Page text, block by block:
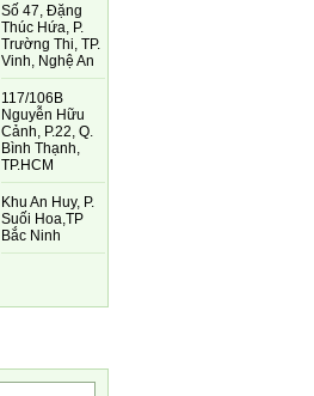
Số 47, Đặng
Thúc Hứa, P.
Trường Thi, TP.
Vinh, Nghệ An
117/106B
Nguyễn Hữu
Cảnh, P.22, Q.
Bình Thạnh,
TP.HCM
Khu An Huy, P.
Suối Hoa,TP
Bắc Ninh